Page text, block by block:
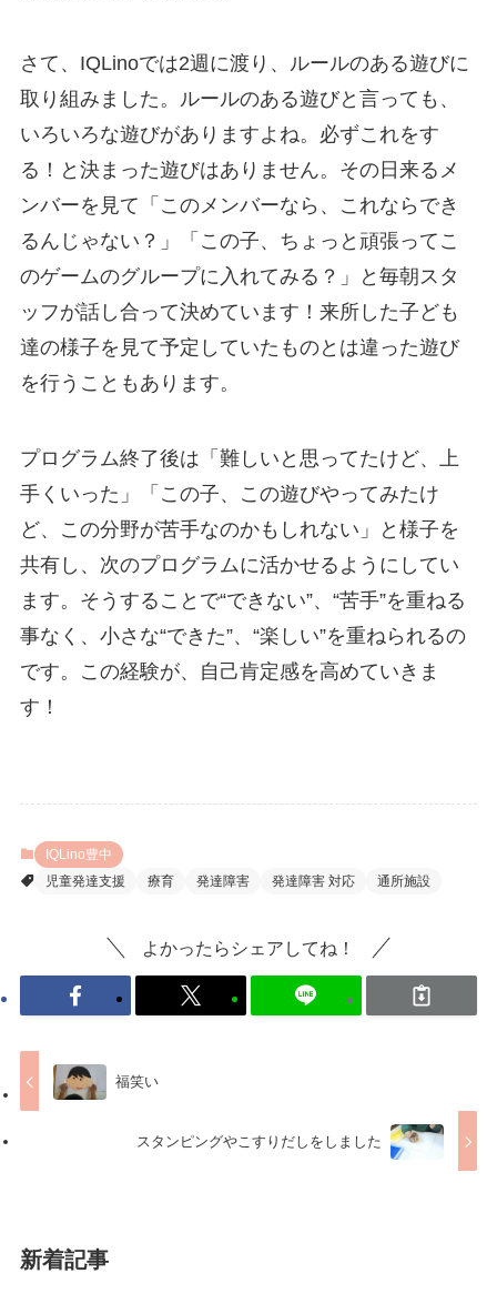
さて、IQLinoでは2週に渡り、ルールのある遊びに
取り組みました。ルールのある遊びと言っても、
いろいろな遊びがありますよね。必ずこれをす
る！と決まった遊びはありません。その日来るメ
ンバーを見て「このメンバーなら、これならでき
るんじゃない？」「この子、ちょっと頑張ってこ
のゲームのグループに入れてみる？」と毎朝スタ
ッフが話し合って決めています！来所した子ども
達の様子を見て予定していたものとは違った遊び
を行うこともあります。
プログラム終了後は「難しいと思ってたけど、上
手くいった」「この子、この遊びやってみたけ
ど、この分野が苦手なのかもしれない」と様子を
共有し、次のプログラムに活かせるようにしてい
ます。そうすることで“できない”、“苦手”を重ねる
事なく、小さな“できた”、“楽しい”を重ねられるの
です。この経験が、自己肯定感を高めていきま
す！
IQLino豊中
児童発達支援
療育 発達障害 発達障害 対応 通所施設
よかったらシェアしてね！
福笑い
スタンピングやこすりだしをしました
新着記事